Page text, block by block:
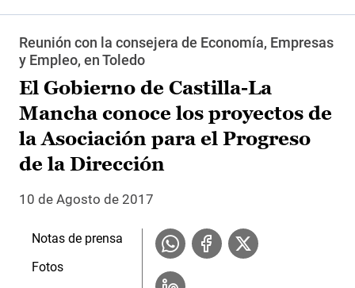
Reunión con la consejera de Economía, Empresas
y Empleo, en Toledo
El Gobierno de Castilla-La
Mancha conoce los proyectos de
la Asociación para el Progreso
de la Dirección
10 de Agosto de 2017
Notas de prensa
Fotos